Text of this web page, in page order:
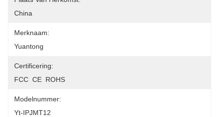
China
Merknaam:
Yuantong
Certificering:
FCC  CE  ROHS
Modelnummer:
Yt-IPJMT12